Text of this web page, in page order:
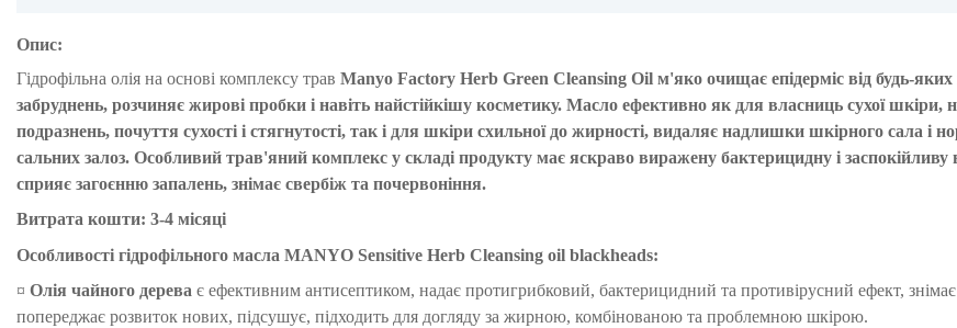
Опис:
Гідрофільна олія на основі комплексу трав Manyo Factory Herb Green Cleansing Oil м'яко очищає епідерміс від будь-яких
забруднень, розчиняє жирові пробки і навіть найстійкішу косметику. Масло ефективно як для власниць сухої шкіри,
подразнень, почуття сухості і стягнутості, так і для шкіри схильної до жирності, видаляє надлишки шкірного сала і
сальних залоз. Особливий трав'яний комплекс у складі продукту має яскраво виражену бактерицидну і заспокійливу
сприяє загоєнню запалень, знімає свербіж та почервоніння.
Витрата кошти: 3-4 місяці
Особливості гідрофільного масла MANYO Sensitive Herb Cleansing oil blackheads:
¤ Олія чайного дерева є ефективним антисептиком, надає протигрибковий, бактерицидний та противірусний ефект,
попереджає розвиток нових, підсушує, підходить для догляду за жирною, комбінованою та проблемною шкірою.